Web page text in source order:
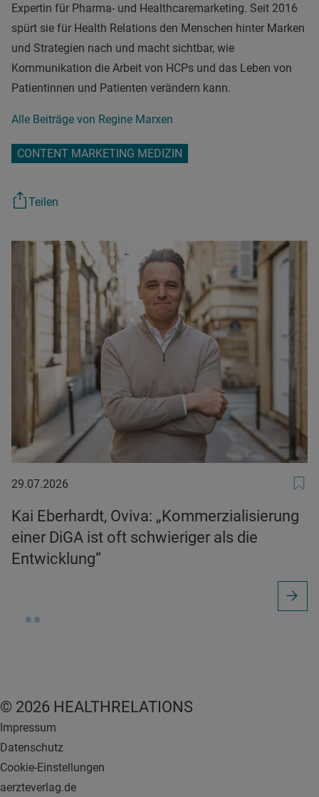
Expertin für Pharma- und Healthcaremarketing. Seit 2016
spürt sie für Health Relations den Menschen hinter Marken
und Strategien nach und macht sichtbar, wie
Kommunikation die Arbeit von HCPs und das Leben von
Patientinnen und Patienten verändern kann.
Alle Beiträge von Regine Marxen
CONTENT MARKETING MEDIZIN
Teilen
29.07.2026
29.07.2026
Kai Eberhardt, Oviva: „Kommerzialisierung
einer DiGA ist oft schwieriger als die
Entwicklung“
© 2026 HEALTHRELATIONS
Impressum
Datenschutz
Cookie-Einstellungen
aerzteverlag.de